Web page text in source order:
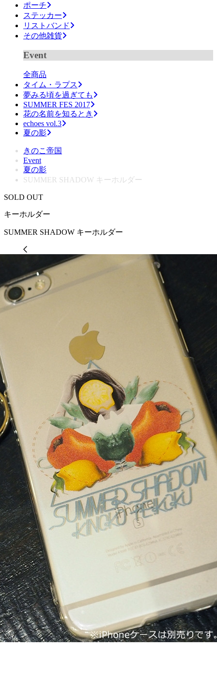
ポーチ
ステッカー
リストバンド
その他雑貨
Event
全商品
タイム・ラプス
夢みる頃を過ぎても
SUMMER FES 2017
花の名前を知るとき
echoes vol.3
夏の影
きのこ帝国
Event
夏の影
SUMMER SHADOW キーホルダー
SOLD OUT
キーホルダー
SUMMER SHADOW キーホルダー